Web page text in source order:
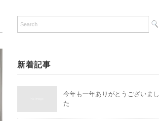
新着記事
今年も一年ありがとうございまし
た